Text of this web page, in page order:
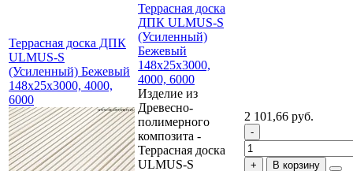
Террасная доска ДПК
ULMUS-S
(Усиленный) Бежевый
148x25x3000, 4000,
6000
Террасная доска
ДПК ULMUS-S
(Усиленный)
Бежевый
148x25x3000,
4000, 6000
Изделие из
Древесно-
полимерного
композита -
Террасная доска
ULMUS-S
2 101,66 руб.
В корзину